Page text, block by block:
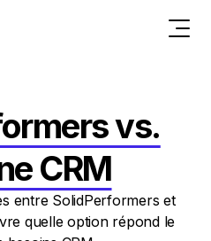
vs.
CRM
entre SolidPerformers et
quelle option répond le